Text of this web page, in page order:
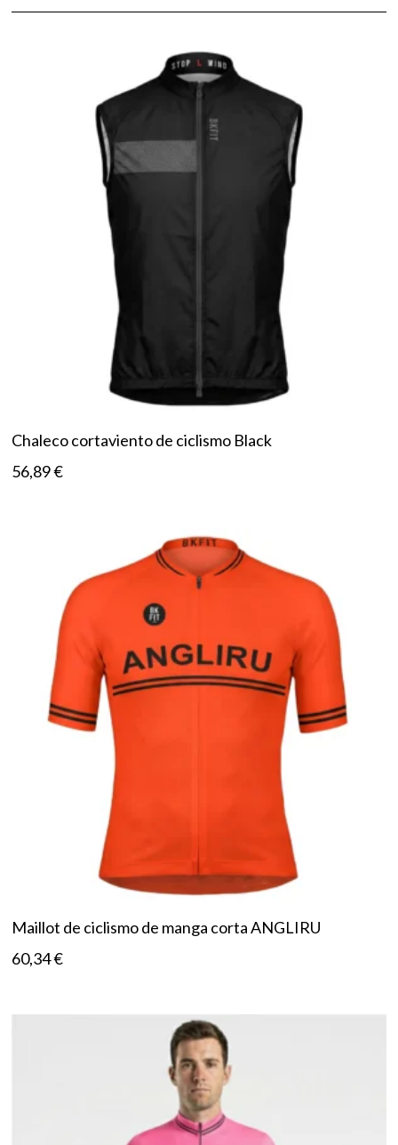
Chaleco cortaviento de ciclismo Black
56,89€
Maillot de ciclismo de manga corta ANGLIRU
60,34€